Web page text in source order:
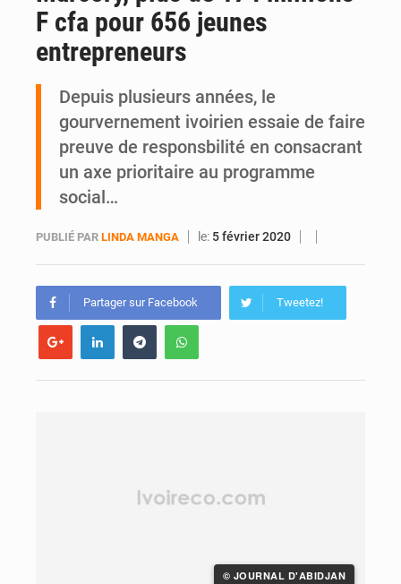
F cfa pour 656 jeunes
entrepreneurs
Depuis plusieurs années, le
gourvernement ivoirien essaie de faire
preuve de responsbilité en consacrant
un axe prioritaire au programme
social…
PUBLIÉ PAR LINDA MANGA le: 5 février 2020
Partager sur Facebook Tweetez!
© JOURNAL D'ABIDJAN